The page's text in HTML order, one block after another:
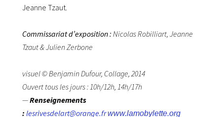
Jeanne Tzaut.
Commissariat d’exposition : Nicolas Robilliart, Jeanne
Tzaut & Julien Zerbone
visuel © Benjamin Dufour, Collage, 2014
Ouvert tous les jours : 10h/12h, 14h/17h
—Renseignements
: lesrivesdelart@orange.frwww.lamobylette.org